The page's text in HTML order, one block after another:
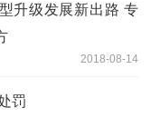
升级发展新出路 专
2018-08-14
罚